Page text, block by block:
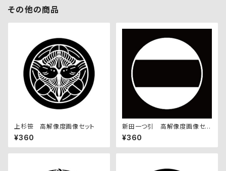
その他の商品
上杉笹 高解像度画像セット
¥360
新田一つ引 高解像度画像セッ
ト
¥360